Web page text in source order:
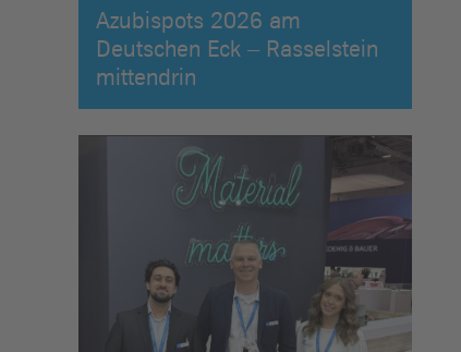
Azubispots 2026 am
Deutschen Eck – Rasselstein
mittendrin